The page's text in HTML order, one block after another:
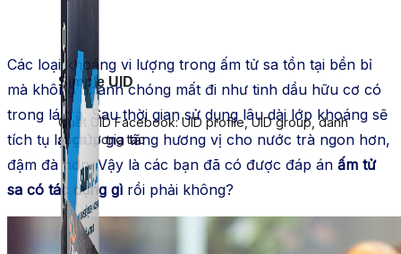
Simple UID
Quét UID Facebook: UID profile, UID group, danh
sách tương tác
Các loại khoáng vi lượng trong ấm tử sa tồn tại bền bỉ
mà không nhanh chóng mất đi như tinh dầu hữu cơ có
trong lá trà. Sau thời gian sử dụng lâu dài lớp khoáng sẽ
tích tụ lại giúp gia tăng hương vị cho nước trà ngon hơn,
đậm đà hơn. Vậy là các bạn đã có được đáp án ấm tử
sa có tác dụng gì rồi phải không?